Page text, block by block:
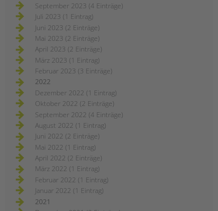
September 2023 (4 Einträge)
Juli 2023 (1 Eintrag)
Juni 2023 (2 Einträge)
Mai 2023 (2 Einträge)
April 2023 (2 Einträge)
März 2023 (1 Eintrag)
Februar 2023 (3 Einträge)
2022
Dezember 2022 (1 Eintrag)
Oktober 2022 (2 Einträge)
September 2022 (4 Einträge)
August 2022 (1 Eintrag)
Juni 2022 (2 Einträge)
Mai 2022 (1 Eintrag)
April 2022 (2 Einträge)
März 2022 (1 Eintrag)
Februar 2022 (1 Eintrag)
Januar 2022 (1 Eintrag)
2021